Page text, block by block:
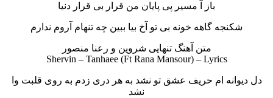
باز آ مسیر پی پایان من قرار بی قرار دنیا
شکنجه گاهه خونه بی تو آخ بیا ببین چه تنهام آروم ندارم
متن آهنگ تنهایی شروین و رعنا منصور
Shervin – Tanhaee (Ft Rana Mansour) – Lyrics
دل دیوانه ام حریف عشق تو نشد به هر دری زدم به روی قلبت وا
نشد